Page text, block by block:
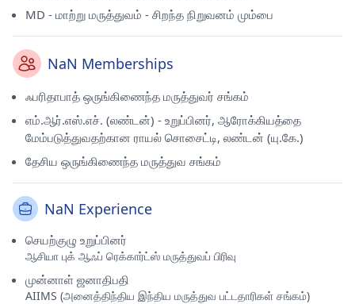
MD - மாற்று மருத்துவம் - சிறந்த நிறுவனம் மும்பை
NaN Memberships
ஃபரிதாபாத் ஒருங்கிணைந்த மருத்துவர் சங்கம்
எம்.ஆர்.எஸ்.எச். (லண்டன்) - உறுப்பினர், ஆரோக்கியத்தை
மேம்படுத்துவதற்கான ராயல் சொசைட்டி, லண்டன் (யு.கே.)
தேசிய ஒருங்கிணைந்த மருத்துவ சங்கம்
NaN Experience
செயற்குழு உறுப்பினர்
ஆசியா புக் ஆஃப் ரெக்கார்ட்ஸ் மருத்துவப் பிரிவு
முன்னாள் ஜனாதிபதி
AIIMS (அனைத்திந்திய இந்திய மருத்துவ பட்டதாரிகள் சங்கம்)